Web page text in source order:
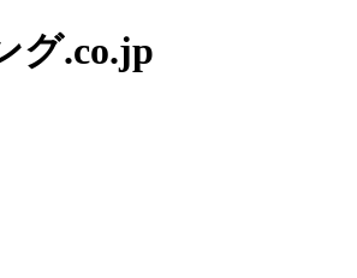
グ.co.jp